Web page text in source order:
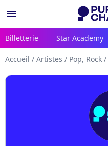
menu
Billetterie Star Academy
Accueil / Artistes / Pop, Rock /